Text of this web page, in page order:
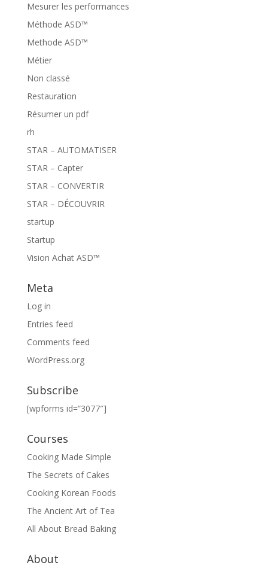
Mesurer les performances
Méthode ASD™
Methode ASD™
Métier
Non classé
Restauration
Résumer un pdf
rh
STAR – AUTOMATISER
STAR – Capter
STAR – CONVERTIR
STAR – DÉCOUVRIR
startup
Startup
Vision Achat ASD™
Meta
Log in
Entries feed
Comments feed
WordPress.org
Subscribe
[wpforms id=”3077″]
Courses
Cooking Made Simple
The Secrets of Cakes
Cooking Korean Foods
The Ancient Art of Tea
All About Bread Baking
About